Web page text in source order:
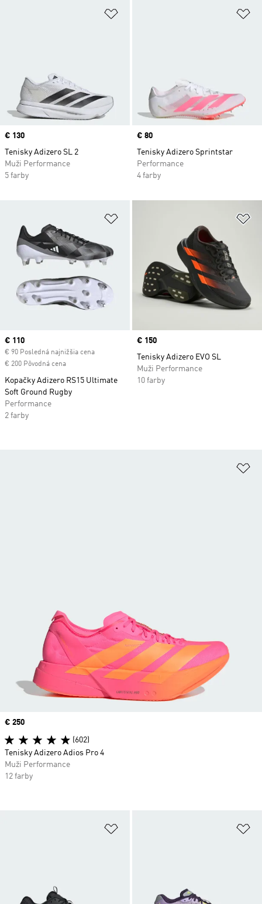
Pridať do zoznamu želaných
Price
€ 130
Tenisky Adizero SL 2
Muži Performance
5 farby
Price
€ 80
Tenisky Adizero Sprintstar
Performance
4 farby
Pridať do zoznamu želaných
Current price
€ 110
€ 90 Posledná najnižšia cena
€ 200 Pôvodná cena
Kopačky Adizero RS15 Ultimate
Soft Ground Rugby
Performance
2 farby
Price
€ 150
Tenisky Adizero EVO SL
Muži Performance
10 farby
Pridať do zoznamu želaných
Price
€ 250
(602)
Tenisky Adizero Adios Pro 4
Muži Performance
12 farby